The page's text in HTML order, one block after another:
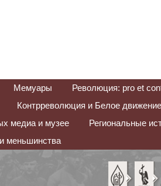
Мемуары
Революция: pro et
Контрреволюция и Белое движение
медиа и музее
Региональные
меньшинства